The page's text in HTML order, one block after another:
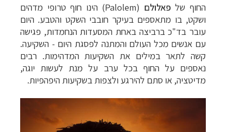
החוף של פאלולם (Palolem) הינו חוף טרופי מדהים
ושקט, בו מתאספים בעיקר חובבי השקט והטבע. היום
עובר בד"כ ברביצה באחת המסעדות הנחמדות, פגישה
עם אנשים מכל העולם והמתנה לפסגת היום - השקיעה.
קשה לתאר במילים את השקיעות המדהימות. רבים
נאספים על החוף בכל ערב על מנת לעשות יוגה,
מדיטציה, או סתם להירגע ולצפות בשקיעות היפהפיות.